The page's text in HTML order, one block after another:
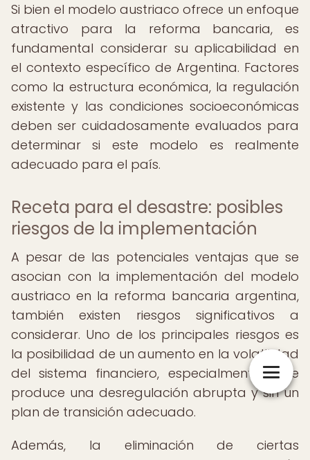
Si bien el modelo austriaco ofrece un enfoque
atractivo para la reforma bancaria, es
fundamental considerar su aplicabilidad en
el contexto específico de Argentina. Factores
como la estructura económica, la regulación
existente y las condiciones socioeconómicas
deben ser cuidadosamente evaluados para
determinar si este modelo es realmente
adecuado para el país.
Receta para el desastre: posibles
riesgos de la implementación
A pesar de las potenciales ventajas que se
asocian con la implementación del modelo
austriaco en la reforma bancaria argentina,
también existen riesgos significativos a
considerar. Uno de los principales riesgos es
la posibilidad de un aumento en la volatilidad
del sistema financiero, especialmente si se
produce una desregulación abrupta y sin un
plan de transición adecuado.
Además, la eliminación de ciertas